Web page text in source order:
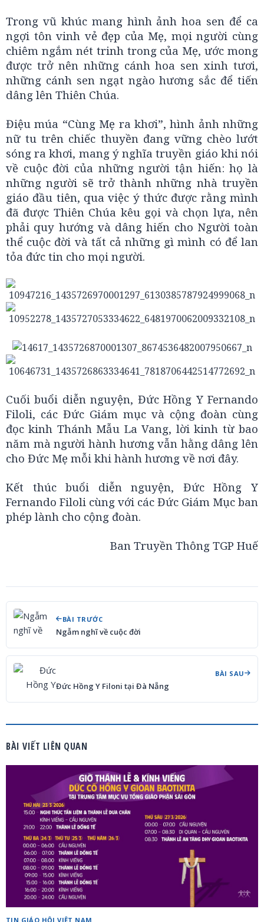
Trong vũ khúc mang hình ảnh hoa sen để ca
ngợi tôn vinh vẻ đẹp của Mẹ, mọi người cùng
chiêm ngắm nét trinh trong của Mẹ, ước mong
được trở nên những cánh hoa sen xinh tươi,
những cánh sen ngạt ngào hương sắc để tiến
dâng lên Thiên Chúa.
Điệu múa “Cùng Mẹ ra khơi”, hình ảnh những
nữ tu trên chiếc thuyền đang vững chèo lướt
sóng ra khơi, mang ý nghĩa truyền giáo khi nói
về cuộc đời của những người tận hiến: họ là
những người sẽ trở thành những nhà truyền
giáo đầu tiên, qua việc ý thức được rằng mình
đã được Thiên Chúa kêu gọi và chọn lựa, nên
phải quy hướng và dâng hiến cho Người toàn
thể cuộc đời và tất cả những gì mình có để lan
tỏa đức tin cho mọi người.
Cuối buổi diễn nguyện, Đức Hồng Y Fernando
Filoli, các Đức Giám mục và cộng đoàn cùng
đọc kinh Thánh Mẫu La Vang, lời kinh từ bao
năm mà người hành hương vẫn hằng dâng lên
cho Đức Mẹ mỗi khi hành hương về nơi đây.
Kết thúc buổi diễn nguyện, Đức Hồng Y
Fernando Filoli cùng với các Đức Giám Mục ban
phép lành cho cộng đoàn.
Ban Truyền Thông TGP Huế
BÀI TRƯỚC
Ngẫm nghĩ về cuộc đời
BÀI SAU
Đức Hồng Y Filoni tại Đà Nẵng
BÀI VIẾT LIÊN QUAN
TIN GIÁO HỘI VIỆT NAM